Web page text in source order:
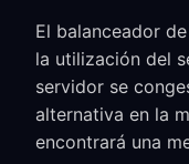
El balanceador
la utilización del
servidor se
alternativa en la
encontrará una